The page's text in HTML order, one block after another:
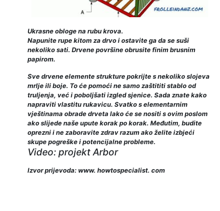
Ukrasne obloge na rubu krova.
Napunite rupe kitom za drvo i ostavite ga da se suši
nekoliko sati. Drvene površine obrusite finim brusnim
papirom.
Sve drvene elemente strukture pokrijte s nekoliko slojeva
mrlje ili boje. To će pomoći ne samo zaštititi stablo od
truljenja, već i poboljšati izgled sjenice. Sada znate kako
napraviti vlastitu rukavicu. Svatko s elementarnim
vještinama obrade drveta lako će se nositi s ovim poslom
ako slijede naše upute korak po korak. Međutim, budite
oprezni i ne zaboravite zdrav razum ako želite izbjeći
skupe pogreške i potencijalne probleme.
Video: projekt Arbor
Izvor prijevoda: www. howtospecialist. com